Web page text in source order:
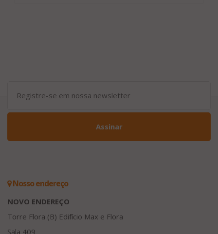
Assinar
Nosso endereço
NOVO ENDEREÇO
Torre Flora (B) Edifício Max e Flora
Sala 409